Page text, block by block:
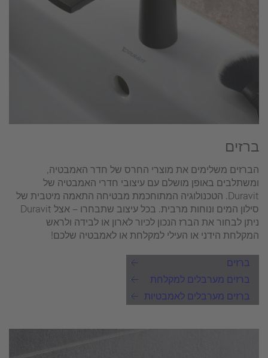
ברזים
הברזים משלימים את מוצרי החרס של חדר האמבטיה,
ומשתלבים באופן מושלם עם עיצובי חדרי האמבטיה של
Duravit. הטכנולוגיה המתוחכמת מבטיחה התאמה מיטבית של
סילון המים ונוחות מרבית. בכל עיצוב שתבחרו – אצל Duravit
ניתן לבחור את הברז הנכון לכיור לארון או לבידה ולראש
המקלחת הידני או העילי למקלחת או לאמבטיה שלכם!
ברזים
ברזים מערבלים למקלחת
ברזים מערבלים לאמבטיות